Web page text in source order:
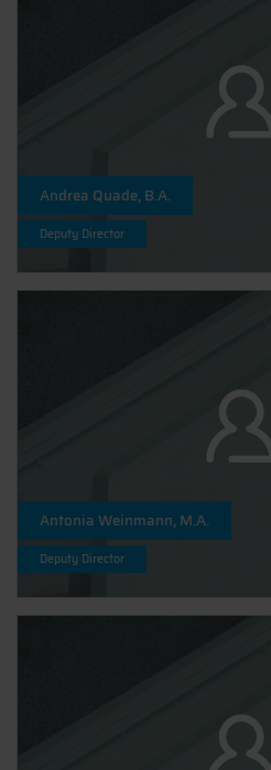
Andrea Quade, B.A.
Deputy Director
Antonia Weinmann, M.A.
Deputy Director